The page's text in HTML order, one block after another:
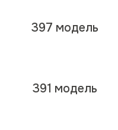
397 модель
391 модель